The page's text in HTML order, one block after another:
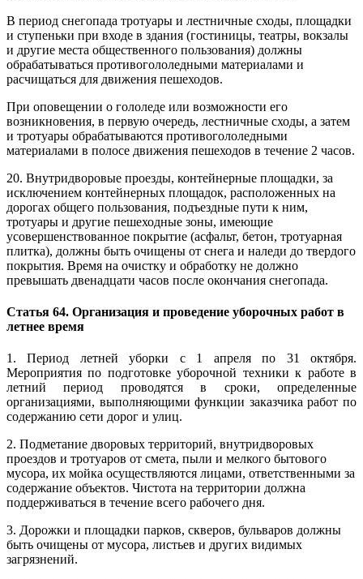
В период снегопада тротуары и лестничные сходы, площадки
и ступеньки при входе в здания (гостиницы, театры, вокзалы
и другие места общественного пользования) должны
обрабатываться противогололедными материалами и
расчищаться для движения пешеходов.
При оповещении о гололеде или возможности его
возникновения, в первую очередь, лестничные сходы, а затем
и тротуары обрабатываются противогололедными
материалами в полосе движения пешеходов в течение 2 часов.
20. Внутридворовые проезды, контейнерные площадки, за
исключением контейнерных площадок, расположенных на
дорогах общего пользования, подъездные пути к ним,
тротуары и другие пешеходные зоны, имеющие
усовершенствованное покрытие (асфальт, бетон, тротуарная
плитка), должны быть очищены от снега и наледи до твердого
покрытия. Время на очистку и обработку не должно
превышать двенадцати часов после окончания снегопада.
Статья 64. Организация и проведение уборочных работ в
летнее время
1. Период летней уборки с 1 апреля по 31 октября.
Мероприятия по подготовке уборочной техники к работе в
летний период проводятся в сроки, определенные
организациями, выполняющими функции заказчика работ по
содержанию сети дорог и улиц.
2. Подметание дворовых территорий, внутридворовых
проездов и тротуаров от смета, пыли и мелкого бытового
мусора, их мойка осуществляются лицами, ответственными за
содержание объектов. Чистота на территории должна
поддерживаться в течение всего рабочего дня.
3. Дорожки и площадки парков, скверов, бульваров должны
быть очищены от мусора, листьев и других видимых
загрязнений.